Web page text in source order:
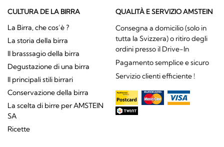
CULTURA DE LA BIRRA
La Birra, che cos’è ?
La storia della birra
Il brasssagio della birra
Degustazione di una birra
Il principali stili birrari
Conservazione della birra
La scelta di birre per AMSTEIN
SA
Ricette
QUALITÀ E SERVIZIO AMSTEIN
Consegna a domicilio (solo in
tutta la Svizzera) o ritiro degli
ordini presso il Drive-In
Pagamento semplice e sicuro
Servizio clienti efficiente !